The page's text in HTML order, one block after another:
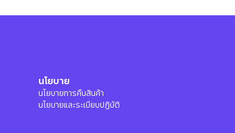
นโยบาย
นโยบายการคืนสินค้า
นโยบายและระเบียบปฏิบัติ